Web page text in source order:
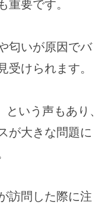
重要です。
匂いが原因でバ
受けられます。
いう声もあり、
が大きな問題に
訪問した際に注